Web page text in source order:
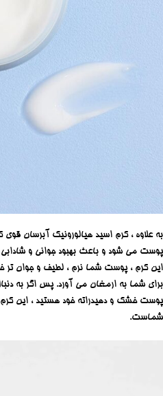
به علاوه ، کرم اسید هیالورونیک آبرسان
پوست می شود و باعث بهبود جوانی و
این کرم ، پوست شما نرم ، لطیف و جوان تر
برای شما به ارمغان می آورد. پس اگر به
پوست خشک و دهیدراته خود هستید ، این کرم
شماست.